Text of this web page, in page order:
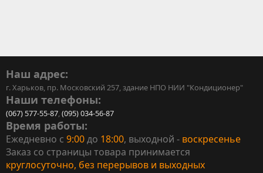
Наш адрес:
г. Харьков, пр. Московский 257, здание НПО НИИ "Кондиционер"
Наши телефоны:
(067) 577-55-87,(095) 034-56-87
Время работы:
Ежедневно с 9:00до 18:00, выходной - воскресенье
Заказ со страницы товара принимается
круглосуточно, без перерывов и выходных